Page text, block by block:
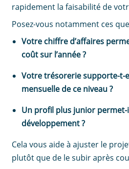
rapidement la faisabilité de
Posez-vous notamment ces
Votre chiffre d’affaires
coût sur l’année ?
Votre trésorerie supporte-t-
mensuelle de ce niveau ?
Un profil plus junior
développement ?
Cela vous aide à ajuster le
plutôt que de le subir après